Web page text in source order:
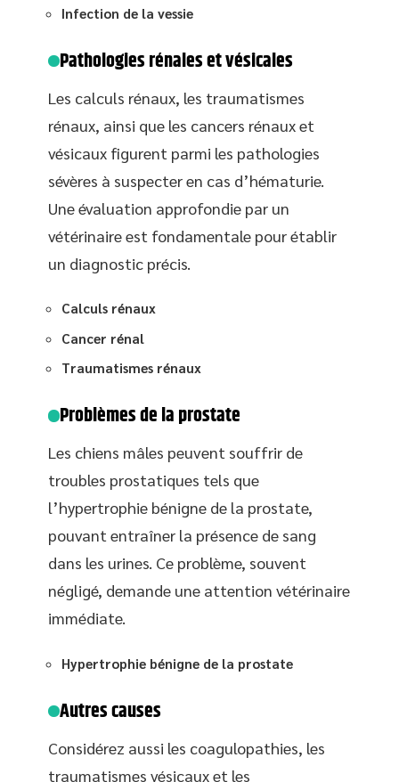
Infection de la vessie
Pathologies rénales et vésicales
Les calculs rénaux, les traumatismes
rénaux, ainsi que les cancers rénaux et
vésicaux figurent parmi les pathologies
sévères à suspecter en cas d’hématurie.
Une évaluation approfondie par un
vétérinaire est fondamentale pour établir
un diagnostic précis.
Calculs rénaux
Cancer rénal
Traumatismes rénaux
Problèmes de la prostate
Les chiens mâles peuvent souffrir de
troubles prostatiques tels que
l’hypertrophie bénigne de la prostate,
pouvant entraîner la présence de sang
dans les urines. Ce problème, souvent
négligé, demande une attention vétérinaire
immédiate.
Hypertrophie bénigne de la prostate
Autres causes
Considérez aussi les coagulopathies, les
traumatismes vésicaux et les